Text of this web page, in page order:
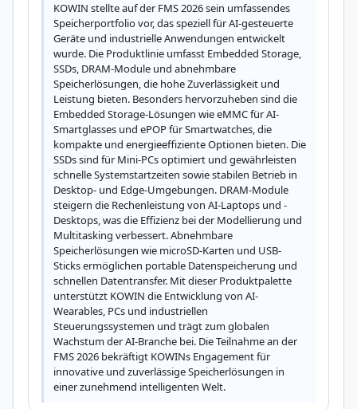
KOWIN stellte auf der FMS 2026 sein umfassendes
Speicherportfolio vor, das speziell für AI-gesteuerte
Geräte und industrielle Anwendungen entwickelt
wurde. Die Produktlinie umfasst Embedded Storage,
SSDs, DRAM-Module und abnehmbare
Speicherlösungen, die hohe Zuverlässigkeit und
Leistung bieten. Besonders hervorzuheben sind die
Embedded Storage-Lösungen wie eMMC für AI-
Smartglasses und ePOP für Smartwatches, die
kompakte und energieeffiziente Optionen bieten. Die
SSDs sind für Mini-PCs optimiert und gewährleisten
schnelle Systemstartzeiten sowie stabilen Betrieb in
Desktop- und Edge-Umgebungen. DRAM-Module
steigern die Rechenleistung von AI-Laptops und -
Desktops, was die Effizienz bei der Modellierung und
Multitasking verbessert. Abnehmbare
Speicherlösungen wie microSD-Karten und USB-
Sticks ermöglichen portable Datenspeicherung und
schnellen Datentransfer. Mit dieser Produktpalette
unterstützt KOWIN die Entwicklung von AI-
Wearables, PCs und industriellen
Steuerungssystemen und trägt zum globalen
Wachstum der AI-Branche bei. Die Teilnahme an der
FMS 2026 bekräftigt KOWINs Engagement für
innovative und zuverlässige Speicherlösungen in
einer zunehmend intelligenten Welt.